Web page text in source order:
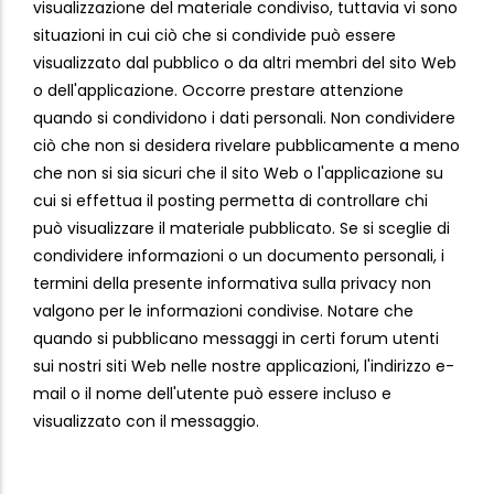
visualizzazione del materiale condiviso, tuttavia vi sono
situazioni in cui ciò che si condivide può essere
visualizzato dal pubblico o da altri membri del sito Web
o dell'applicazione. Occorre prestare attenzione
quando si condividono i dati personali. Non condividere
ciò che non si desidera rivelare pubblicamente a meno
che non si sia sicuri che il sito Web o l'applicazione su
cui si effettua il posting permetta di controllare chi
può visualizzare il materiale pubblicato. Se si sceglie di
condividere informazioni o un documento personali, i
termini della presente informativa sulla privacy non
valgono per le informazioni condivise. Notare che
quando si pubblicano messaggi in certi forum utenti
sui nostri siti Web nelle nostre applicazioni, l'indirizzo e-
mail o il nome dell'utente può essere incluso e
visualizzato con il messaggio.